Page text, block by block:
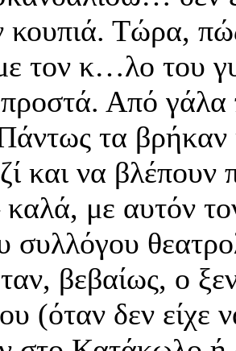
κουπιά. Τώρα,
τον κ…λο του
Από γάλα
τα βρήκαν
και να
καλά, με αυτόν
συλλόγου
βεβαίως, ο
(όταν δεν είχε